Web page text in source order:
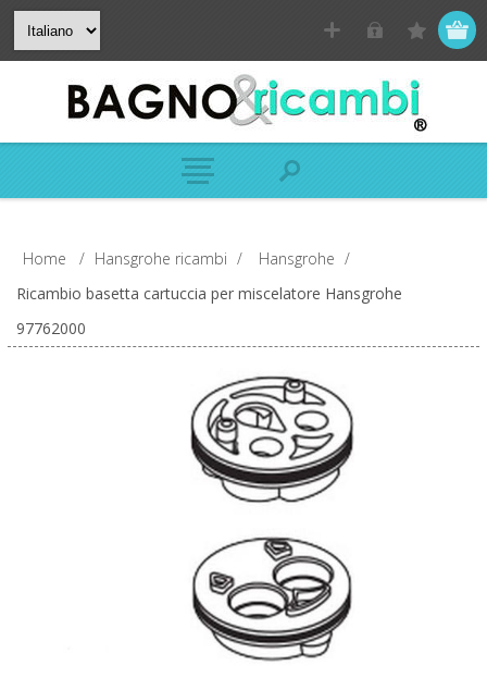
Home / Hansgrohe ricambi / Hansgrohe /
Ricambio basetta cartuccia per miscelatore Hansgrohe
97762000